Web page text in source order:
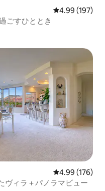
レビュー197
4.99 (197)
ごすひととき
レビュー176
4.99 (176)
ヴィラ＋パノラマビュー